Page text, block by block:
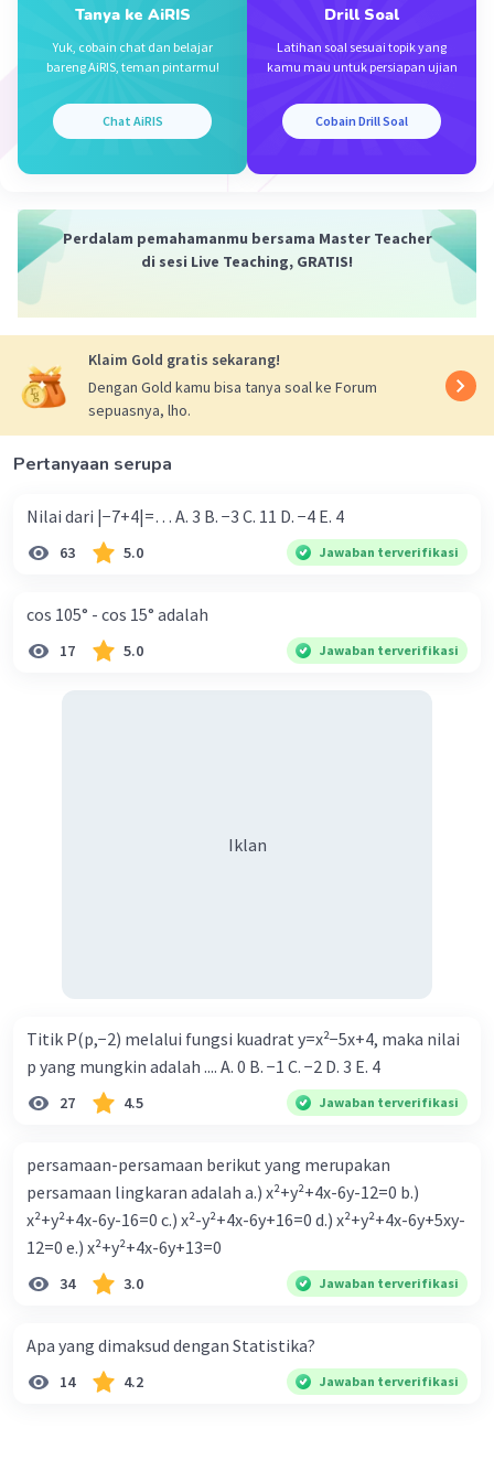
Mari kita hitung:
​12⋅2!+22⋅3!+32⋅4!+…+2.0252⋅2.026!=
=(jumlah nilai suku)
=(hasil penjumlahan)
Jadi, sisa pembagian dari operasi tersebut adalah 1.125.
Tanya ke AiRIS
Yuk, cobain chat dan belajar
bareng AiRIS, teman pintarmu!
Chat AiRIS
Drill Soal
Latihan soal sesuai topik yang
kamu mau untuk persiapan ujian
Cobain Drill Soal
Perdalam pemahamanmu bersama Master Teacher
di sesi Live Teaching, GRATIS!
Klaim Gold gratis sekarang!
Dengan Gold kamu bisa tanya soal ke Forum
sepuasnya, lho.
Pertanyaan serupa
Nilai dari |−7+4|=… A. 3 B. −3 C. 11 D. −4 E. 4
63 5.0 Jawaban terverifikasi
cos 105° - cos 15° adalah
17 5.0 Jawaban terverifikasi
Iklan
Titik P(p,−2) melalui fungsi kuadrat y=x²−5x+4, maka nilai
p yang mungkin adalah .... A. 0 B. −1 C. −2 D. 3 E. 4
27 4.5 Jawaban terverifikasi
persamaan-persamaan berikut yang merupakan
persamaan lingkaran adalah a.) x²+y²+4x-6y-12=0 b.)
x²+y²+4x-6y-16=0 c.) x²-y²+4x-6y+16=0 d.) x²+y²+4x-6y+5xy-
12=0 e.) x²+y²+4x-6y+13=0
34 3.0 Jawaban terverifikasi
Apa yang dimaksud dengan Statistika?
14 4.2 Jawaban terverifikasi